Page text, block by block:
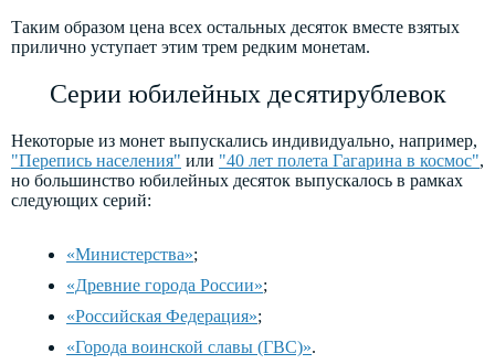
Таким образом цена всех остальных десяток вместе взятых
прилично уступает этим трем редким монетам.
Серии юбилейных десятирублевок
Некоторые из монет выпускались индивидуально, например,
"Перепись населения" или "40 лет полета Гагарина в космос",
но большинство юбилейных десяток выпускалось в рамках
следующих серий:
«Министерства»;
«Древние города России»;
«Российская Федерация»;
«Города воинской славы (ГВС)».